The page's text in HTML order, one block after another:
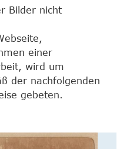
Bilder nicht
einer
wird um
der nachfolgenden
gebeten.